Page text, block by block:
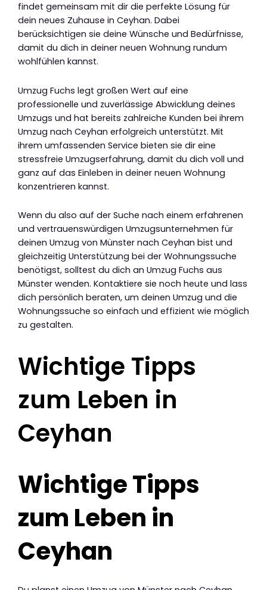
findet gemeinsam mit dir die perfekte Lösung für
dein neues Zuhause in Ceyhan. Dabei
berücksichtigen sie deine Wünsche und Bedürfnisse,
damit du dich in deiner neuen Wohnung rundum
wohlfühlen kannst.
Umzug Fuchs legt großen Wert auf eine
professionelle und zuverlässige Abwicklung deines
Umzugs und hat bereits zahlreiche Kunden bei ihrem
Umzug nach Ceyhan erfolgreich unterstützt. Mit
ihrem umfassenden Service bieten sie dir eine
stressfreie Umzugserfahrung, damit du dich voll und
ganz auf das Einleben in deiner neuen Wohnung
konzentrieren kannst.
Wenn du also auf der Suche nach einem erfahrenen
und vertrauenswürdigen Umzugsunternehmen für
deinen Umzug von Münster nach Ceyhan bist und
gleichzeitig Unterstützung bei der Wohnungssuche
benötigst, solltest du dich an Umzug Fuchs aus
Münster wenden. Kontaktiere sie noch heute und lass
dich persönlich beraten, um deinen Umzug und die
Wohnungssuche so einfach und effizient wie möglich
zu gestalten.
Wichtige Tipps
zum Leben in
Ceyhan
Wichtige Tipps
zum Leben in
Ceyhan